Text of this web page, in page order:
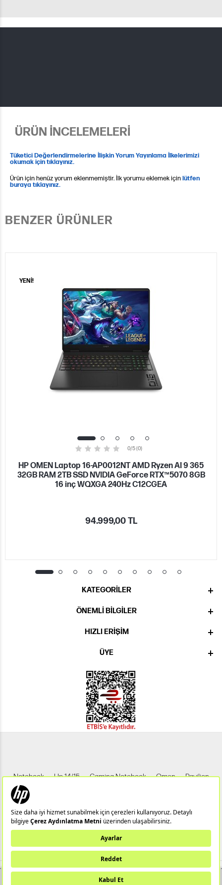
ÜRÜN İNCELEMELERİ
Tüketici Değerlendirmelerine İlişkin Yorum Yayınlama İlkelerimizi
okumak için tıklayınız.
Ürün için henüz yorum eklenmemiştir. İlk yorumu eklemek içinlütfen
buraya tıklayınız.
BENZER ÜRÜNLER
YENİ!
0/5 (0)
HP OMEN Laptop 16-AP0012NT AMD Ryzen AI 9 365
32GB RAM 2TB SSD NVIDIA GeForce RTX™5070 8GB
16 inç WQXGA 240Hz C12CGEA
94.999,00 TL
KATEGORILER
ÖNEMLI BILGILER
HIZLI ERIŞIM
ÜYE
Notebook Hp 14/15 Gaming Notebook Omen Pavilion
Pavilion Gaming
X360 Aero ProDesk HP IPS Monitör HP LED Monitör
Bu web sitesi (hpstore.com.tr) HP Resmi İş Ortağı TUNGSTEN TEKNOLOJİ
SANAYİ VE TİCARET A.Ş tarafından yönetilmektedir.